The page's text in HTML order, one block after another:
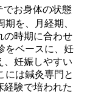
でお身体の状態
を、月経期、
の時期に合わせ
をベースに、妊
、妊娠しやすい
には鍼灸専門と
経験で培われた